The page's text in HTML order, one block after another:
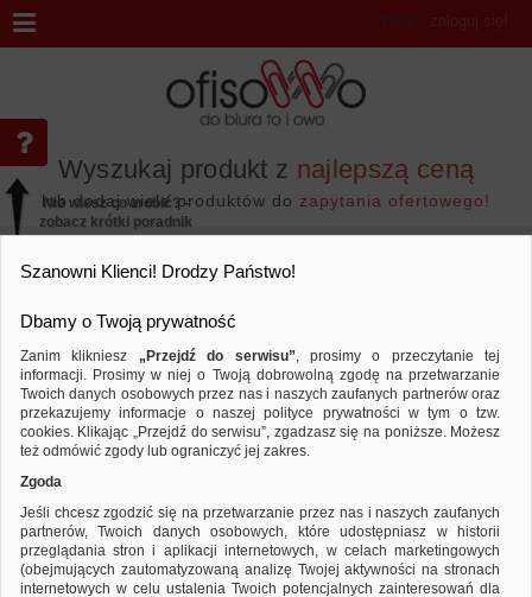
Wyszukaj produkt z najlepszą ceną
lub dodaj wiele produktów do zapytania ofertowego!
Witaj ,
Wyniki wyszukiwania
PODPOWIEDZI
Zmień kryteria wyszukiwania zaznaczając inne filtry i wyszukaj
ponownie
Sprawdź, czy wszystkie słowa zostały poprawnie napisane.
Spróbuj użyć innych słów kluczowych.
Nie wiesz co zrobić? -
zobacz krótki poradnik
Szanowni Klienci! Drodzy Państwo!
Dbamy o Twoją prywatność
Zanim klikniesz „Przejdź do serwisu”, prosimy o przeczytanie tej
informacji. Prosimy w niej o Twoją dobrowolną zgodę na przetwarzanie
Twoich danych osobowych przez nas i naszych zaufanych partnerów oraz
przekazujemy informacje o naszej polityce prywatności w tym o tzw.
cookies. Klikając „Przejdź do serwisu”, zgadzasz się na poniższe. Możesz
też odmówić zgody lub ograniczyć jej zakres.
Zgoda
Jeśli chcesz zgodzić się na przetwarzanie przez nas i naszych zaufanych
partnerów, Twoich danych osobowych, które udostępniasz w historii
przeglądania stron i aplikacji internetowych, w celach marketingowych
(obejmujących zautomatyzowaną analizę Twojej aktywności na stronach
internetowych w celu ustalenia Twoich potencjalnych zainteresowań dla